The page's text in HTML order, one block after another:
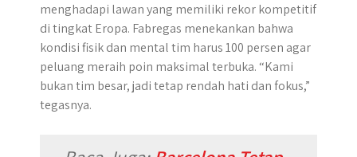
menghadapi lawan yang memiliki rekor kompetitif
di tingkat Eropa. Fabregas menekankan bahwa
kondisi fisik dan mental tim harus 100 persen agar
peluang meraih poin maksimal terbuka. “Kami
bukan tim besar, jadi tetap rendah hati dan fokus,”
tegasnya.